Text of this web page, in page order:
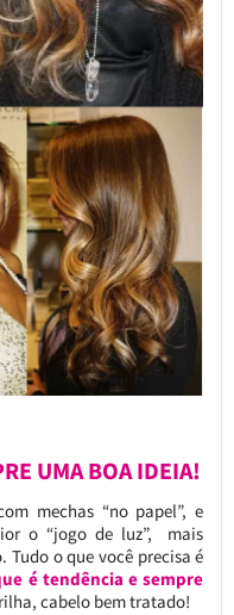
UMA BOA IDEIA!
mechas “no papel”, e
o “jogo de luz”, mais
Tudo o que você precisa é
é tendência e sempre
cabelo bem tratado!